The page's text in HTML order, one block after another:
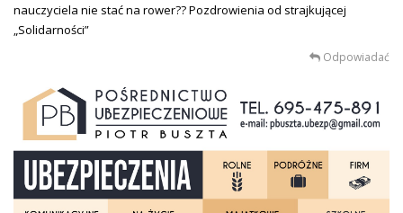
nauczyciela nie stać na rower?? Pozdrowienia od strajkującej
„Solidarności”
Odpowiadać